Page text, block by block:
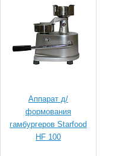
Аппарат д/
формования
гамбургеров Starfood
HF 100